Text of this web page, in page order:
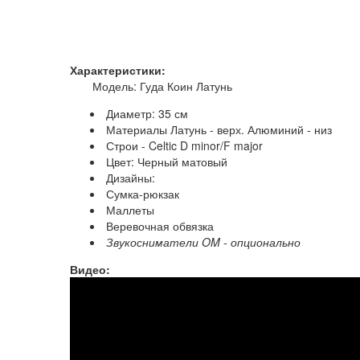
Характеристики:
Модель: Гуда Коин Латунь
Диаметр: 35 см
Материалы Латунь - верх. Алюминий - низ
Строи - Celtic D minor/F major
Цвет: Черный матовый
Дизайны:
Сумка-рюкзак
Маллеты
Веревочная обвязка
Звукосниматели OM - опционально
Видео: